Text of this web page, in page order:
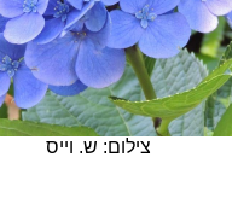
צילום: ש. וייס